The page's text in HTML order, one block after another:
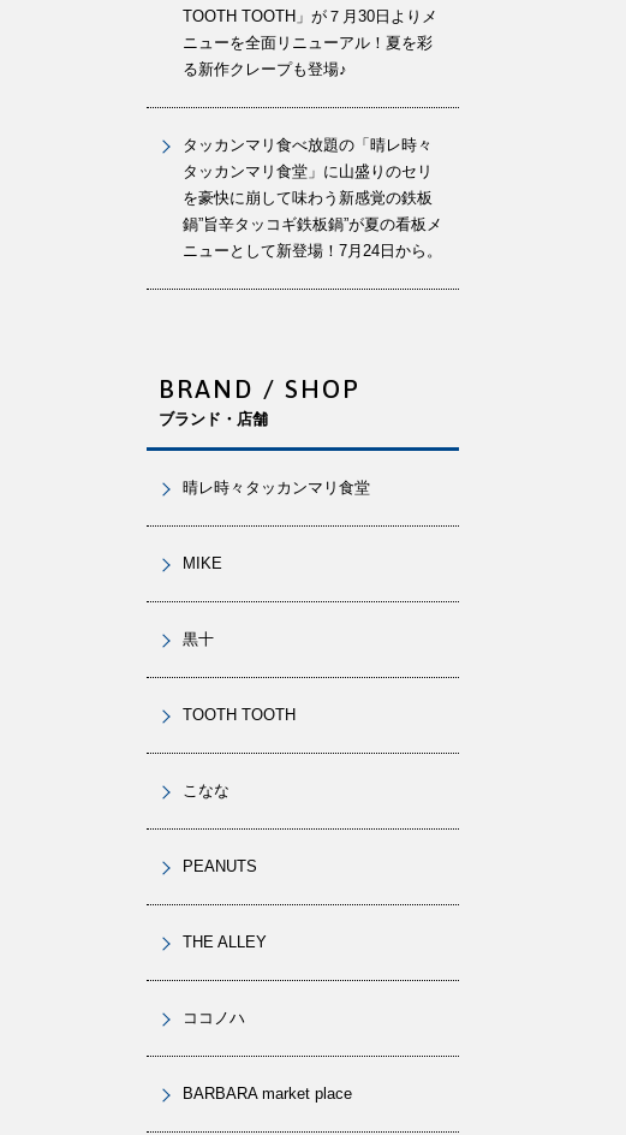
TOOTH TOOTH」が７月30日よりメ
ニューを全面リニューアル！夏を彩
る新作クレープも登場♪
タッカンマリ食べ放題の「晴レ時々
タッカンマリ食堂」に山盛りのセリ
を豪快に崩して味わう新感覚の鉄板
鍋”旨辛タッコギ鉄板鍋”が夏の看板メ
ニューとして新登場！7月24日から。
BRAND / SHOP
ブランド・店舗
晴レ時々タッカンマリ食堂
MIKE
黒十
TOOTH TOOTH
こなな
PEANUTS
THE ALLEY
ココノハ
BARBARA market place